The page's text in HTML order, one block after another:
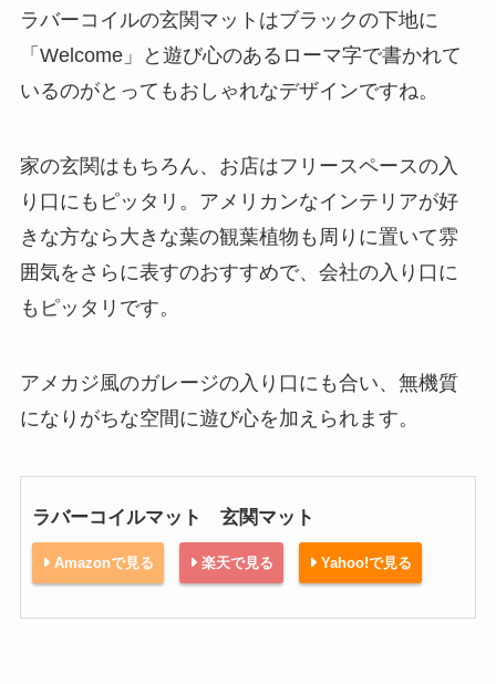
ラバーコイルの玄関マットはブラックの下地に
「Welcome」と遊び心のあるローマ字で書かれて
いるのがとってもおしゃれなデザインですね。
家の玄関はもちろん、お店はフリースペースの入
り口にもピッタリ。アメリカンなインテリアが好
きな方なら大きな葉の観葉植物も周りに置いて雰
囲気をさらに表すのおすすめで、会社の入り口に
もピッタリです。
アメカジ風のガレージの入り口にも合い、無機質
になりがちな空間に遊び心を加えられます。
ラバーコイルマット 玄関マット
Amazonで見る 楽天で見る Yahoo!で見る